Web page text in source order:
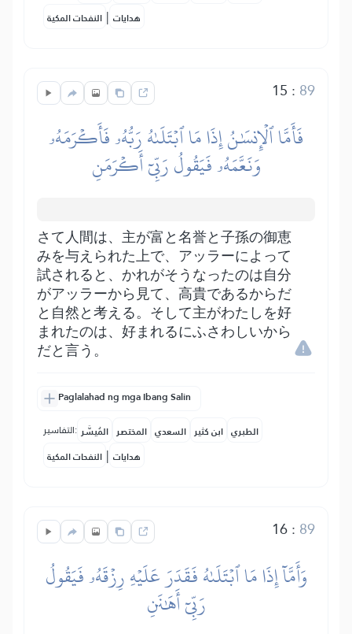
النفحات المكية | هدايات
15 : 89
فَأَمَّا ٱلۡإِنسَٰنُ إِذَا مَا ٱبۡتَلَىٰهُ رَبُّهُۥ فَأَكۡرَمَهُۥ
وَنَعَّمَهُۥ فَيَقُولُ رَبِّيٓ أَكۡرَمَنِ
さて人間は、主が富と名誉と子孫の御恵
みを与えられた上で、アッラーによって
試されると、かれがそうなったのは自分
がアッラーから見て、高貴であるからだ
と自然と考える。そして主がわたしを好
まれたのは、好まれるにふさわしいから
だと言う。
Paglalahad ng mga Ibang Salin
التفاسير: المُيسَّر المختصر السعدي ابن كثير الطبري
النفحات المكية | هدايات
16: 89
وَأَمَّآ إِذَا مَا ٱبۡتَلَىٰهُ فَقَدَرَ عَلَيۡهِ رِزۡقَهُۥ فَيَقُولُ
رَبِّيٓ أَهَٰنَنِ